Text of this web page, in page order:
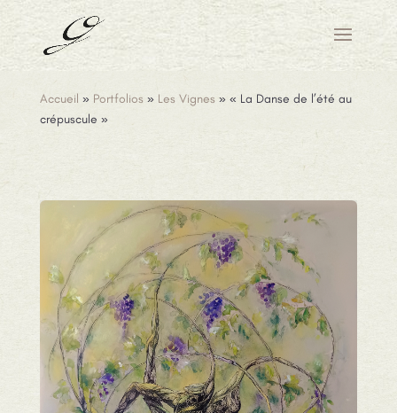
Accueil » Portfolios » Les Vignes » « La Danse de l’été au
crépuscule »